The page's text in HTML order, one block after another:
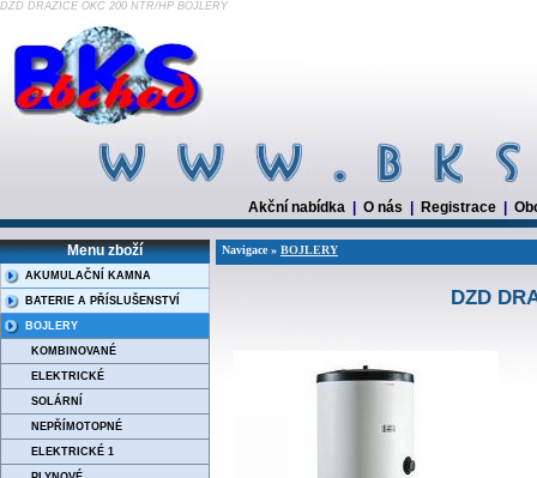
DZD DRAŽICE OKC 200 NTR/HP BOJLERY
Akční nabídka O nás Registrace
Menu zboží
AKUMULAČNÍ KAMNA
BATERIE A PŘÍSLUŠENSTVÍ
BOJLERY
KOMBINOVANÉ
ELEKTRICKÉ
SOLÁRNÍ
NEPŘÍMOTOPNÉ
ELEKTRICKÉ 1
Navigace » BOJLERY
DZD